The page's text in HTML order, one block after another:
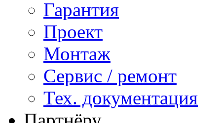
Гарантия
Проект
Монтаж
Сервис / ремонт
Тех. документация